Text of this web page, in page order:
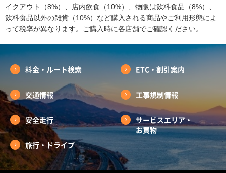
イクアウト（8%）、店内飲食（10%）、物販は飲料食品（8%）、
飲料食品以外の雑貨（10%）など購入される商品やご利用形態によ
って税率が異なります。ご購入時に各店舗でご確認ください。
料金・ルート検索 ETC・割引案内
交通情報 工事規制情報
安全走行
サービスエリア・
お買物
旅行・ドライブ